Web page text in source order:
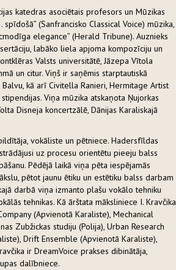
katedras asociētais profesors un Mūzikas
(Sanfrancisko Classical Voice) mūzika,
elegance” (Herald Tribune). Auznieks
labāko liela apjoma kompozīciju un
Valsts universitātē, Jāzepa Vītola
un citur. Viņš ir saņēmis starptautiskā
kā arī Civitella Ranieri, Hermitage Artist
Viņa mūzika atskaņota Ņujorkas
Disneja koncertzālē, Dānijas Karaliskajā
vokāliste un pētniece. Hadersfīldas
uz procesu orientētu pieeju balss
Pēdējā laikā viņa pēta iespējamās
pētot jaunu ētiku un estētiku balss darbam
darbā viņa izmanto plašu vokālo tehniku
tehnikas. Kā ārštata māksliniece I. Kravčika
(Apvienotā Karaliste), Mechanical
Zubžickas studiju (Polija), Urban Research
Drift Ensemble (Apvienotā Karaliste),
ir DreamVoice prakses dibinātāja,
dalībniece.